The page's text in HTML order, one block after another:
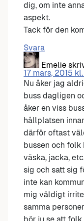
dig, om inte
aspekt.
Tack för den
Svara
Emelie
17 mars, 2015 kl.
Nu åker jag
buss dagligen
åker en viss
hållplatsen
därför oftast
bussen och
väska, jacka,
sig och satt sig
inte kan
mig väldigt
samma